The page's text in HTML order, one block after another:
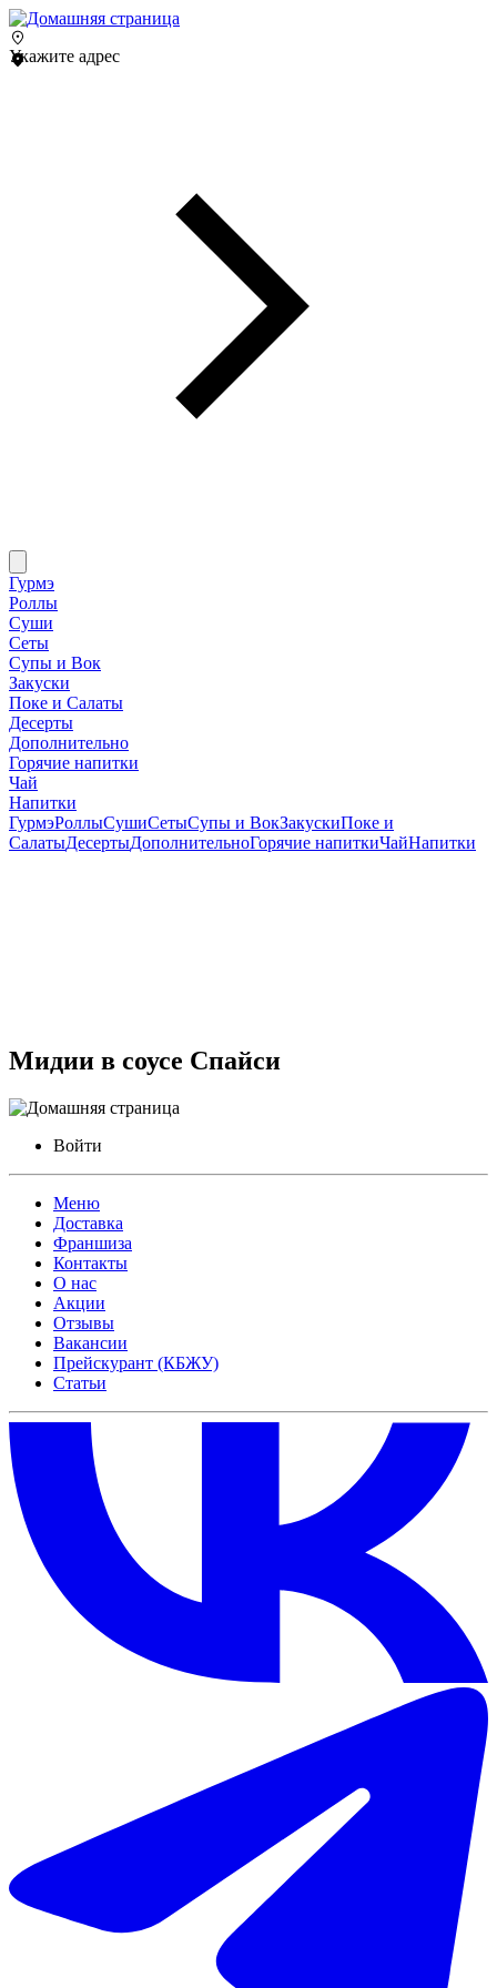
Укажите адрес
Гурмэ
Роллы
Суши
Сеты
Супы и Вок
Закуски
Поке и Салаты
Десерты
Дополнительно
Горячие напитки
Чай
Напитки
ГурмэРоллыСушиСетыСупы и ВокЗакускиПоке и
СалатыДесертыДополнительноГорячие напиткиЧайНапитки
Мидии в соусе Спайси
Войти
Меню
Доставка
Франшиза
Контакты
О нас
Акции
Отзывы
Вакансии
Прейскурант (КБЖУ)
Статьи